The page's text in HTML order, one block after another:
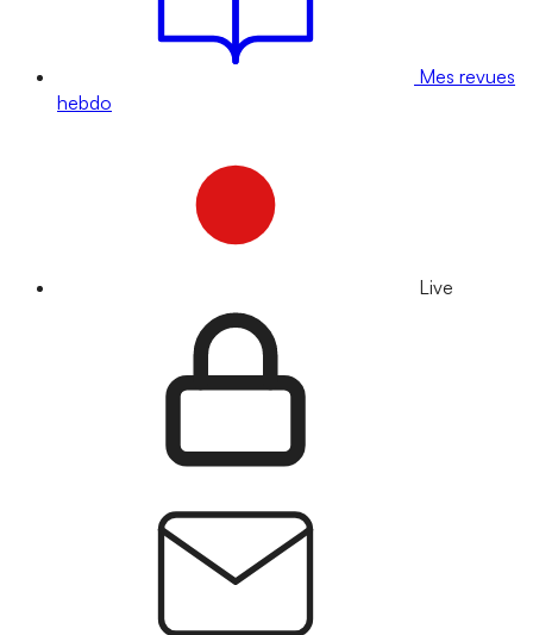
Mes revues
hebdo
Live